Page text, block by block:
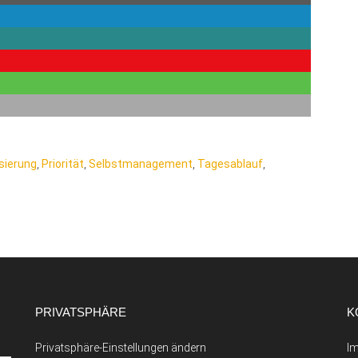
Priorität Selbstmanagement Tagesablauf
PRIVATSPHÄRE
Privatsphäre-Einstellungen ändern